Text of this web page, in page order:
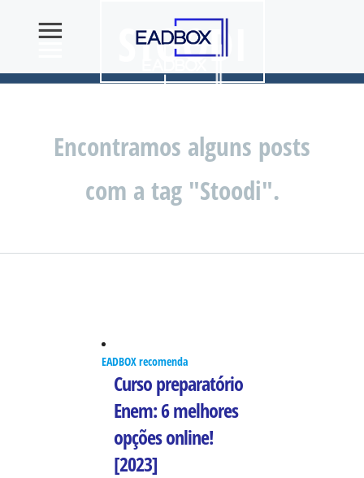
STOODI
Encontramos alguns posts
com a tag "Stoodi".
EADBOX recomenda
Curso preparatório
Enem: 6 melhores
opções online!
[2023]